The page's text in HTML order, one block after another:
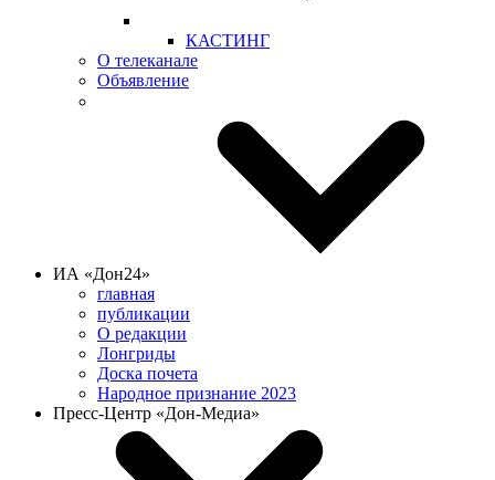
КАСТИНГ
О телеканале
Объявление
ИА «Дон24»
главная
публикации
О редакции
Лонгриды
Доска почета
Народное признание 2023
Пресс-Центр «Дон-Медиа»